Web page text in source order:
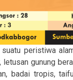
suatu peristiwa
letusan gunung
badai tropis,